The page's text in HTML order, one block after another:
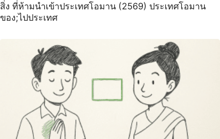
สิ่ง ที่ห้ามนำเข้าประเทศโอมาน (2569) ประเทศโอมาน
ของ;ไปประเทศ